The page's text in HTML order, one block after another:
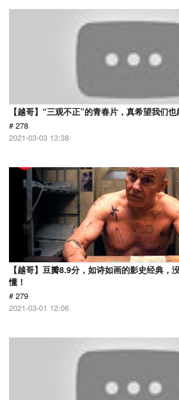
【越哥】“三观不正”的青春片，真希望我们也
# 278
2021-03-03 13:38
【越哥】豆瓣8.9分，如诗如画的影史经典，
懂！
# 279
2021-03-01 12:06